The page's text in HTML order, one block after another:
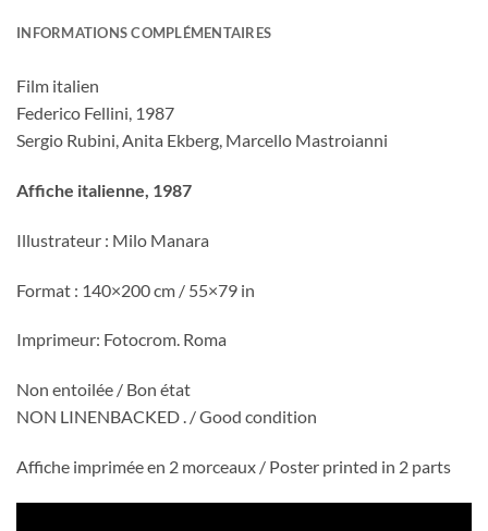
INFORMATIONS COMPLÉMENTAIRES
Film italien
Federico Fellini, 1987
Sergio Rubini, Anita Ekberg, Marcello Mastroianni
Affiche italienne, 1987
Illustrateur : Milo Manara
Format : 140×200 cm / 55×79 in
Imprimeur: Fotocrom. Roma
Non entoilée / Bon état
NON LINENBACKED . / Good condition
Affiche imprimée en 2 morceaux / Poster printed in 2 parts